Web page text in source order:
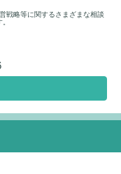
戦略等に関するさまざまな相談